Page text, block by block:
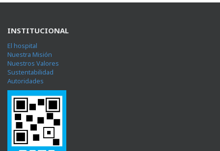
INSTITUCIONAL
El hospital
Nuestra Misión
Nuestros Valores
Sustentabilidad
Autoridades